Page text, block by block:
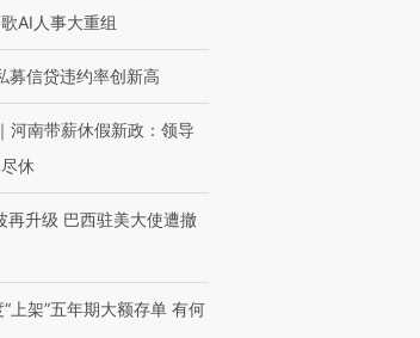
特别呈现】寻找100种
思的生活方式·第三对
AI人事大重组
募信贷违约率创新高
河南带薪休假新政：领导
休
再升级 巴西驻美大使遭撤
上架”五年期大额存单 有何